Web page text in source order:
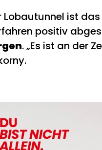
Lobautunnel ist das
positiv
. „Es ist an der